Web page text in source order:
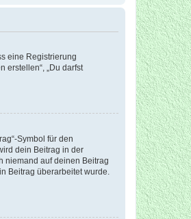
eine Registrierung
erstellen“, „Du darfst
Symbol für den
dein Beitrag in der
niemand auf deinen Beitrag
Beitrag überarbeitet wurde.